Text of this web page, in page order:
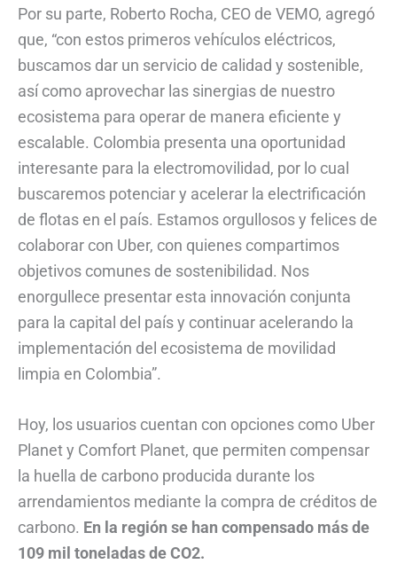
Por su parte, Roberto Rocha, CEO de VEMO, agregó
que, “con estos primeros vehículos eléctricos,
buscamos dar un servicio de calidad y sostenible,
así como aprovechar las sinergias de nuestro
ecosistema para operar de manera eficiente y
escalable. Colombia presenta una oportunidad
interesante para la electromovilidad, por lo cual
buscaremos potenciar y acelerar la electrificación
de flotas en el país. Estamos orgullosos y felices de
colaborar con Uber, con quienes compartimos
objetivos comunes de sostenibilidad. Nos
enorgullece presentar esta innovación conjunta
para la capital del país y continuar acelerando la
implementación del ecosistema de movilidad
limpia en Colombia”.
Hoy, los usuarios cuentan con opciones como Uber
Planet y Comfort Planet, que permiten compensar
la huella de carbono producida durante los
arrendamientos mediante la compra de créditos de
carbono. En la región se han compensado más de
109 mil toneladas de CO2.